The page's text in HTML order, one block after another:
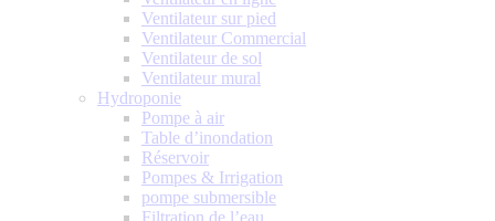
Ventilateur sur pied
Ventilateur Commercial
Ventilateur de sol
Ventilateur mural
Hydroponie
Pompe à air
Table d’inondation
Réservoir
Pompes & Irrigation
pompe submersible